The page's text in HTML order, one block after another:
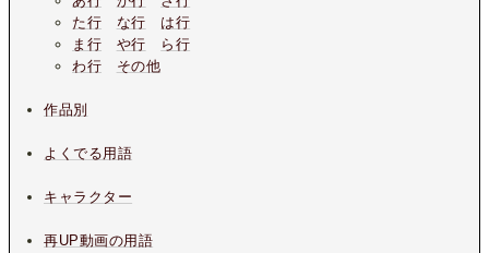
た行
な行
は行
ま行
や行
ら行
わ行
その他
作品別
よくでる用語
キャラクター
再UP動画の用語